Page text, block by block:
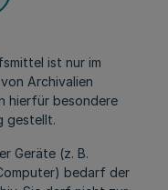
ist nur im
Archivalien
hierfür besondere
gestellt.
Geräte (z. B.
bedarf der